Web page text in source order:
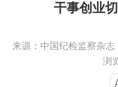
干事创业
来源：中国纪检监察杂志
浏